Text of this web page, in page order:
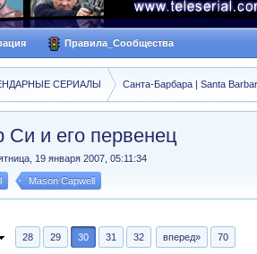
Правила_Сообщества
СЕРИАЛЫ Санта-Барбара | Santa
Си и его первенец
19 января 2007, 05:11:34
Mason Capwell
28 29 30 31 32 вперед» 70